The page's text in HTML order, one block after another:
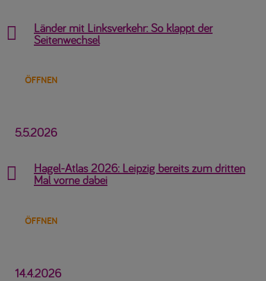

Länder mit Linksverkehr: So klappt der
Seitenwechsel
ÖFFNEN
5.5.2026

Hagel-Atlas 2026: Leipzig bereits zum dritten
Mal vorne dabei
ÖFFNEN
14.4.2026